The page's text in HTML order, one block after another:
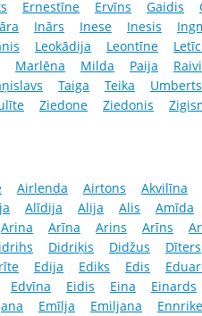
Ernestīne Ervīns Gaidis
Inārs Inese Inesis
Leokādija Leontīne
Marlēna Milda Paija
Taiga Teika Umberts
Ziedone Ziedonis
Airlenda Airtons Akvilīna
Alīdija Alija Alis Amīda
Arina Arīna Arins Arīns
Didriķis Didžus Dīters
Edija Ediks Edis
Edvīna Eidis Eina Einards
Emīlja Emiljana Ennrike